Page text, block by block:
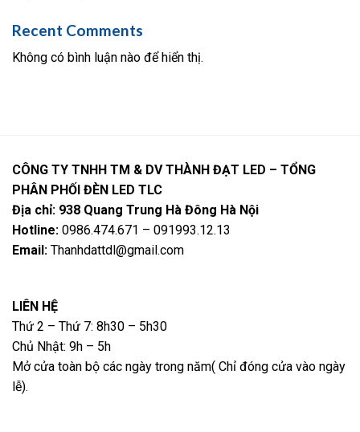
Recent Comments
Không có bình luận nào để hiển thị.
CÔNG TY TNHH TM & DV THÀNH ĐẠT LED – TỔNG
PHÂN PHỐI ĐÈN LED TLC
Địa chỉ: 938 Quang Trung Hà Đông Hà Nội
Hotline: 0986.474.671 – 091993.12.13
Email: Thanhdattdl@gmail.com
LIÊN HỆ
Thứ 2 – Thứ 7: 8h30 – 5h30
Chủ Nhật: 9h – 5h
Mở cửa toàn bộ các ngày trong năm( Chỉ đóng cửa vào ngày
lễ).